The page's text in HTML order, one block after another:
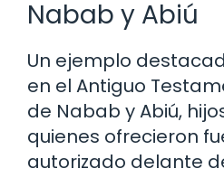
Nabab y Abiú
Un ejemplo
en el Antiguo
de Nabab y Abiú,
quienes ofrecieron
autorizado delante